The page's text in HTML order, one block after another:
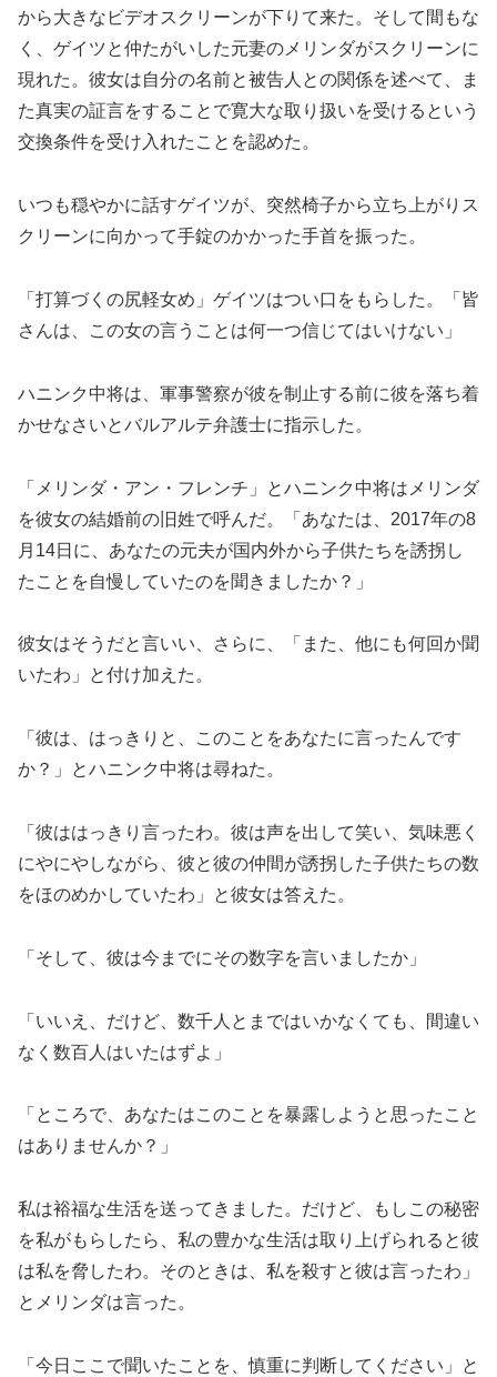
から大きなビデオスクリーンが下りて来た。そして間もな
く、ゲイツと仲たがいした元妻のメリンダがスクリーンに
現れた。彼女は自分の名前と被告人との関係を述べて、ま
た真実の証言をすることで寛大な取り扱いを受けるという
交換条件を受け入れたことを認めた。
いつも穏やかに話すゲイツが、突然椅子から立ち上がりス
クリーンに向かって手錠のかかった手首を振った。
「打算づくの尻軽女め」ゲイツはつい口をもらした。「皆
さんは、この女の言うことは何一つ信じてはいけない」
ハニンク中将は、軍事警察が彼を制止する前に彼を落ち着
かせなさいとバルアルテ弁護士に指示した。
「メリンダ・アン・フレンチ」とハニンク中将はメリンダ
を彼女の結婚前の旧姓で呼んだ。「あなたは、2017年の8
月14日に、あなたの元夫が国内外から子供たちを誘拐し
たことを自慢していたのを聞きましたか？」
彼女はそうだと言いい、さらに、「また、他にも何回か聞
いたわ」と付け加えた。
「彼は、はっきりと、このことをあなたに言ったんです
か？」とハニンク中将は尋ねた。
「彼ははっきり言ったわ。彼は声を出して笑い、気味悪く
にやにやしながら、彼と彼の仲間が誘拐した子供たちの数
をほのめかしていたわ」と彼女は答えた。
「そして、彼は今までにその数字を言いましたか」
「いいえ、だけど、数千人とまではいかなくても、間違い
なく数百人はいたはずよ」
「ところで、あなたはこのことを暴露しようと思ったこと
はありませんか？」
私は裕福な生活を送ってきました。だけど、もしこの秘密
を私がもらしたら、私の豊かな生活は取り上げられると彼
は私を脅したわ。そのときは、私を殺すと彼は言ったわ」
とメリンダは言った。
「今日ここで聞いたことを、慎重に判断してください」と